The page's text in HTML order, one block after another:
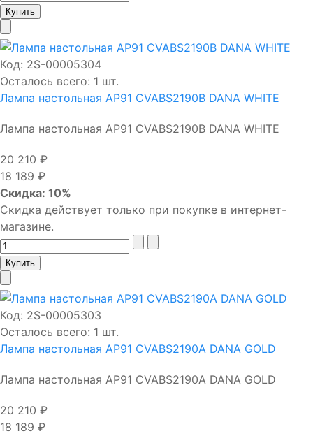
Код: 2S-00005304
Осталось всего: 1 шт.
Лампа настольная AP91 CVABS2190B DANA WHITE
Лампа настольная AP91 CVABS2190B DANA WHITE
20 210 ₽
18 189 ₽
Скидка: 10%
Скидка действует только при покупке в интернет-
магазине.
Код: 2S-00005303
Осталось всего: 1 шт.
Лампа настольная AP91 CVABS2190A DANA GOLD
Лампа настольная AP91 CVABS2190A DANA GOLD
20 210 ₽
18 189 ₽